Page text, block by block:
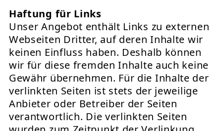
Haftung für Links
Unser Angebot enthält Links zu externen
Webseiten Dritter, auf deren Inhalte wir
keinen Einfluss haben. Deshalb können
wir für diese fremden Inhalte auch keine
Gewähr übernehmen. Für die Inhalte der
verlinkten Seiten ist stets der jeweilige
Anbieter oder Betreiber der Seiten
verantwortlich. Die verlinkten Seiten